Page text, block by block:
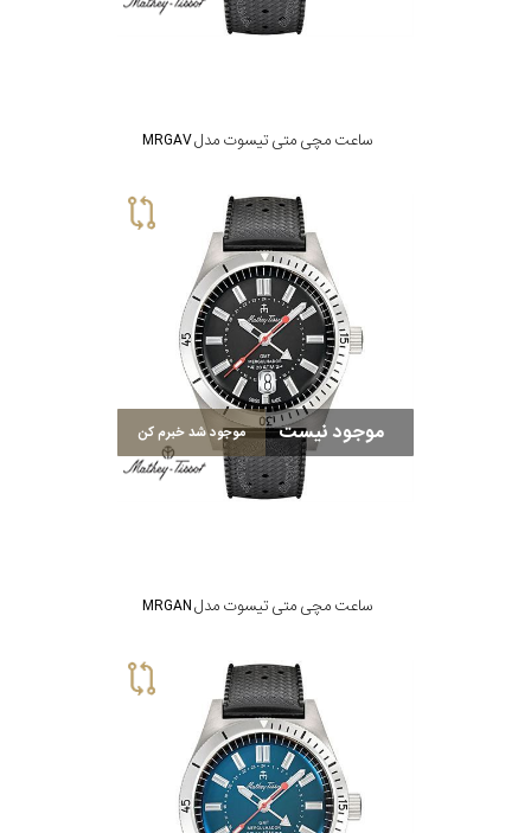
ساعت مچی متی تیسوت مدل MRGAV
موجود نیست موجود شد خبرم کن
ساعت مچی متی تیسوت مدل MRGAN